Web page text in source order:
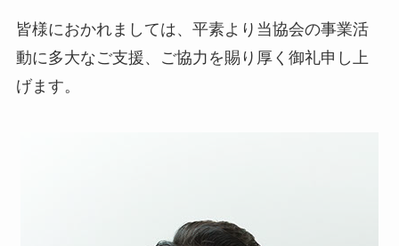
皆様におかれましては、平素より当協会の事業活
動に多大なご支援、ご協力を賜り厚く御礼申し上
げます。